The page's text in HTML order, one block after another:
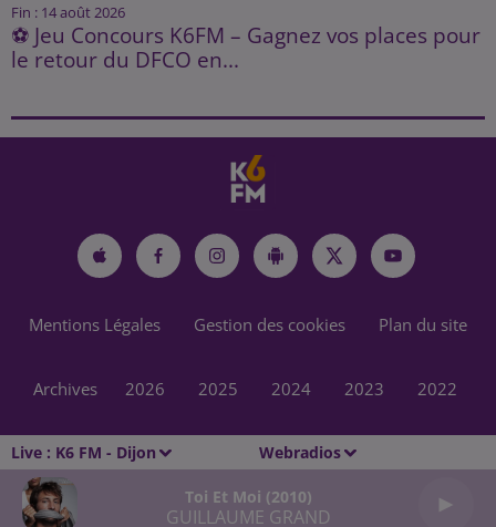
Live : K6 FM - Dijon Webradios
Toi Et Moi (2010)
GUILLAUME GRAND
Fin : 14 août 2026
⚽ Jeu Concours K6FM – Gagnez vos places pour
le retour du DFCO en...
Mentions Légales Gestion des cookies Plan du site
Archives 2026 2025 2024 2023 2022